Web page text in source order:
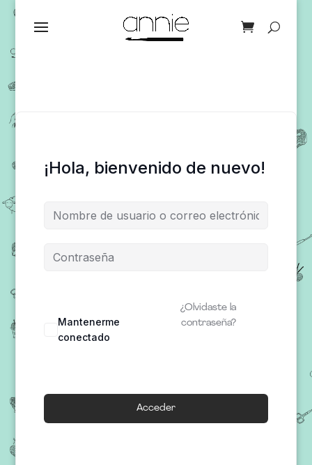
¡Hola, bienvenido de nuevo!
Mantenerme
conectado
¿Olvidaste la
contraseña?
Acceder